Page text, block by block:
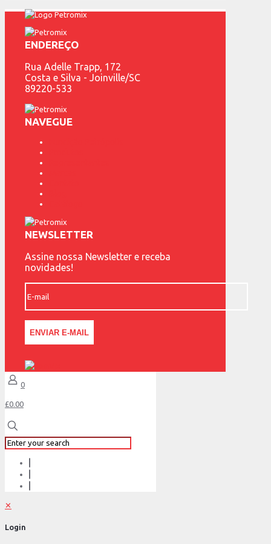
ENDEREÇO
Rua Adelle Trapp, 172
Costa e Silva - Joinville/SC
89220-533
NAVEGUE
NEWSLETTER
Assine nossa Newsletter e receba
novidades!
0
£0.00
✕
Login